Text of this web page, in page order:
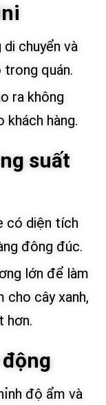
chuyển và
trong quán.
ra không
khách hàng.
suất
có diện tích
đông đúc.
lớn để làm
cho cây xanh,
hơn.
độ ẩm và